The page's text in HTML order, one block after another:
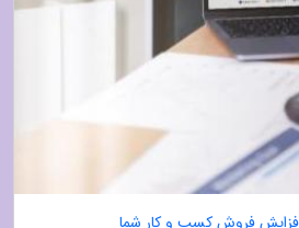
افزایش فروش کسب و کار شما